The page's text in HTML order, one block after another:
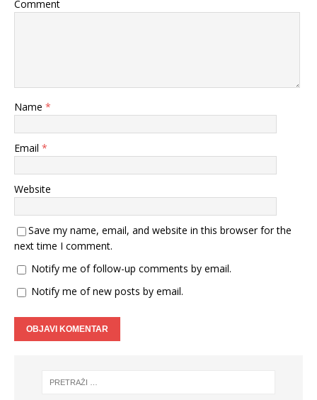
Comment
Name *
Email *
Website
Save my name, email, and website in this browser for the
next time I comment.
Notify me of follow-up comments by email.
Notify me of new posts by email.